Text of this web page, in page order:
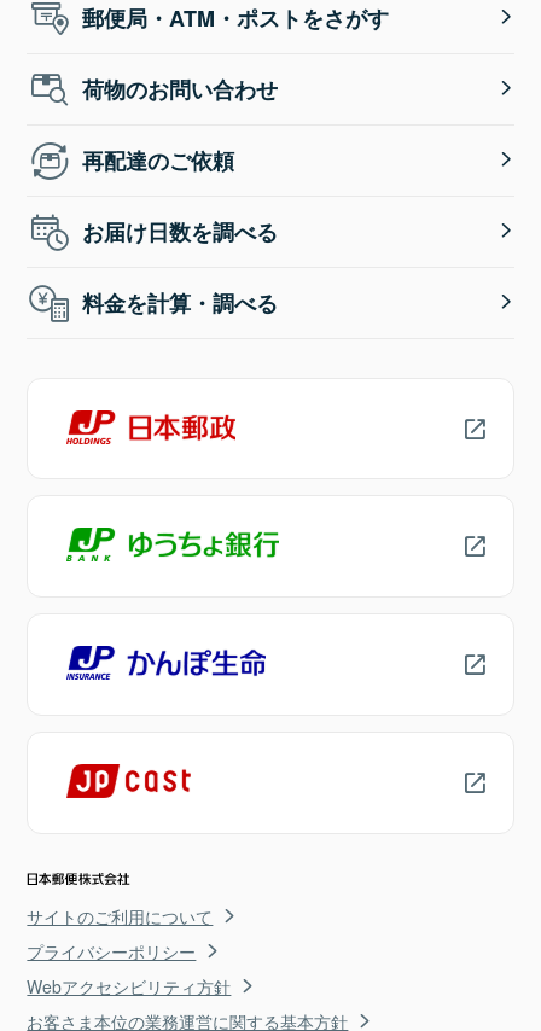
郵便局・ATM・ポストをさがす
荷物のお問い合わせ
再配達のご依頼
お届け日数を調べる
料金を計算・調べる
サイトのご利用について
プライバシーポリシー
Webアクセシビリティ方針
お客さま本位の業務運営に関する基本方針